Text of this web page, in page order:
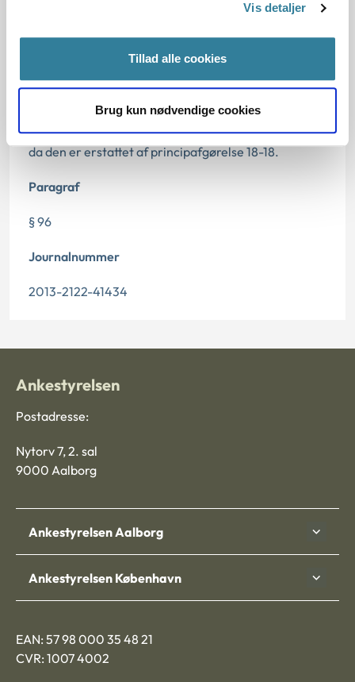
Vis detaljer
Tillad alle cookies
Brug kun nødvendige cookies
Offentliggørelsesdato
Denne principafgørelse er kasseret den 9. maj 2018,
da den er erstattet af principafgørelse 18-18.
Paragraf
§ 96
Journalnummer
2013-2122-41434
Ankestyrelsen
Postadresse:
Nytorv 7, 2. sal
9000 Aalborg
Ankestyrelsen Aalborg
Ankestyrelsen København
EAN: 57 98 000 35 48 21
CVR: 1007 4002